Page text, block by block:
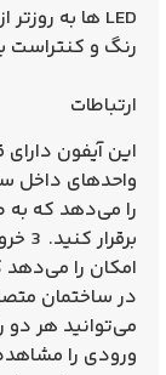
رنگ و کنتراست
ارتباطات
این آیفون دارای
واحدهای داخل
را می‌دهد که به
در ساختمان
می‌توانید هر دو
ورودی را